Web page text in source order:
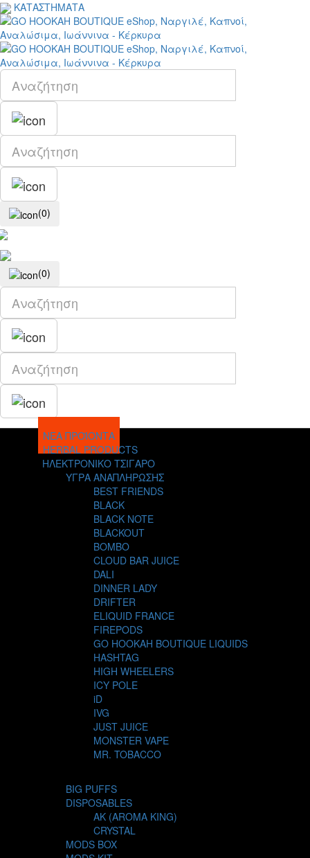
ΚΑΤΑΣΤΗΜΑΤΑ
(0)
(0)
ΝΕΑ ΠΡΟΪΟΝΤΑ
HERBAL PRODUCTS
ΗΛΕΚΤΡΟΝΙΚΟ ΤΣΙΓΑΡΟ
ΥΓΡΑ ΑΝΑΠΛΗΡΩΣΗΣ
BEST FRIENDS
BLACK
BLACK NOTE
BLACKOUT
BOMBO
CLOUD BAR JUICE
DALI
DINNER LADY
DRIFTER
ELIQUID FRANCE
FIREPODS
GO HOOKAH BOUTIQUE LIQUIDS
HASHTAG
HIGH WHEELERS
ICY POLE
iD
IVG
JUST JUICE
MONSTER VAPE
MR. TOBACCO
NUBO
OMERTA LIQUIDS
OPMH PROJECT
S-ELF JUICE
SADBOY
BIG PUFFS
DISPOSABLES
AK (AROMA KING)
CRYSTAL
MODS BOX